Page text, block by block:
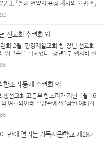
上 「은혜 언약의 표징 제사와 율법책」
학기는 토요 미스바반(3/15), 주일 오
역장반(3/17)...
선교회 수련회 외
회 2월, 평강제일교회 청·장년 선교회
워크숍을 개최했다. 청년1부 헵시바 선
연수원에서 ‘향기로운 제물로 열납되
11:44-45, 롬 ...
한소리 동계 수련회 외
생선교회 고등부 한소리가 지난 1월 16
여호와이레 수양관에서 ‘참된 예배자
하는 한소리(롬 12:1, 계 3:10, 골 1:2
개최했다. 구속사 12...
만에 열리는 기독사관학교 제28기